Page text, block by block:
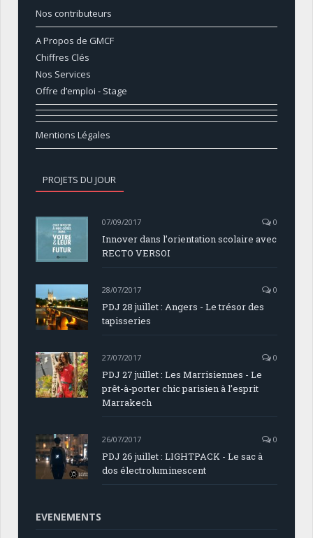
Nos contributeurs
A Propos de GMCF
Chiffres Clés
Nos Services
Offre d’emploi - Stage
Mentions Légales
PROJETS DU JOUR
07/09/2017 0
Innover dans l’orientation scolaire avec
RECTO VERSOI
28/07/2017 0
PDJ 28 juillet : Angers - Le trésor des
tapisseries
27/07/2017 0
PDJ 27 juillet : Les Marrisiennes - Le
prêt-à-porter chic parisien à l’esprit
Marrakech
26/07/2017 0
PDJ 26 juillet : LIGHTPACK - Le sac à
dos électroluminescent
EVENEMENTS